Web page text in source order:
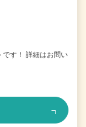
です！ 詳細はお問い